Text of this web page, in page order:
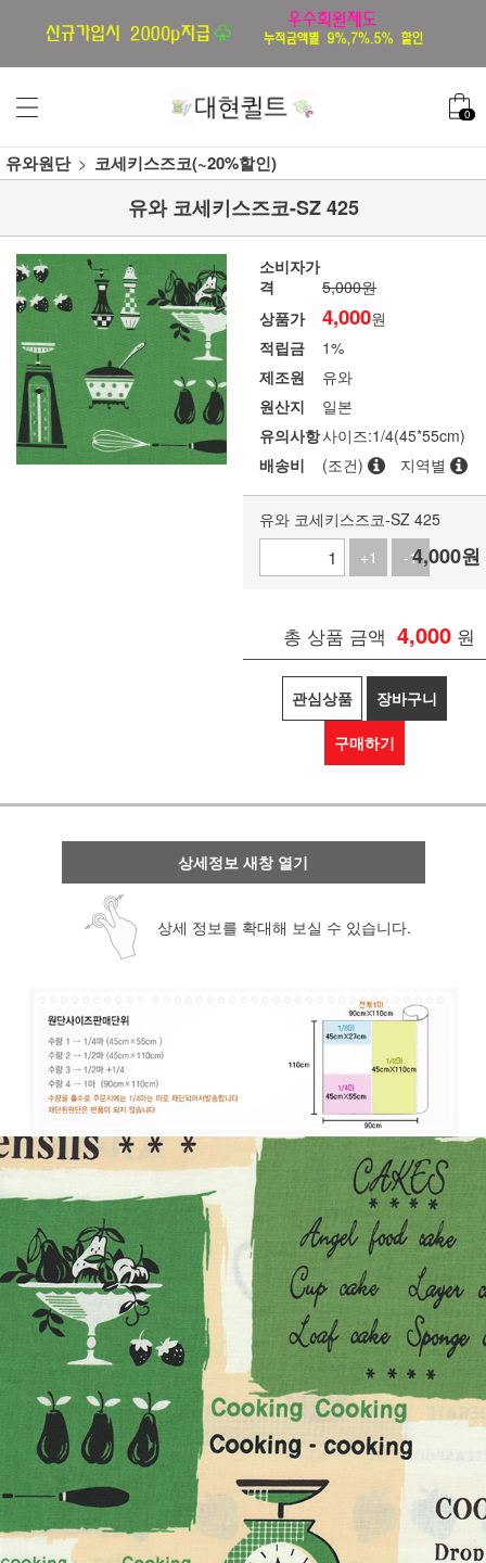
0
유와원단 코세키스즈코(~20%할인)
유와 코세키스즈코-SZ 425
소비자가
격
5,000원
상품가
4,000원
적립금
1%
제조원
유와
원산지
일본
유의사항사이즈:1/4(45*55cm)
배송비
(조건) 지역별
유와 코세키스즈코-SZ 425
+1
-14,000원
총 상품 금액 4,000 원
관심상품 장바구니
구매하기
상세정보 새창 열기
상세 정보를 확대해 보실 수 있습니다.